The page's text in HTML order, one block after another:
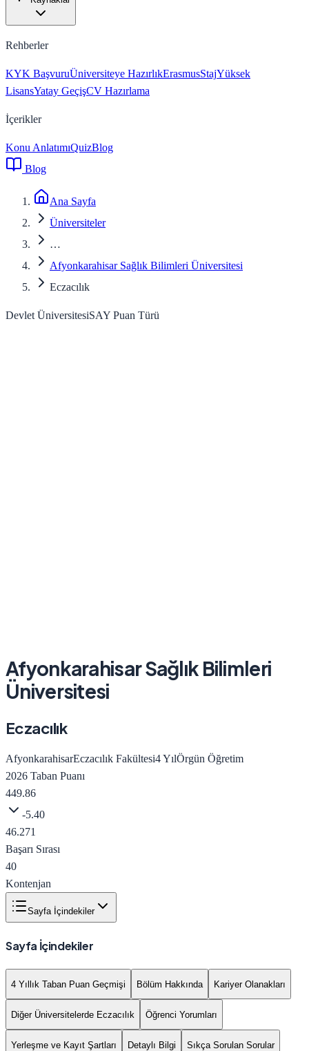
Rehberler
KYK BaşvuruÜniversiteye HazırlıkErasmusStajYüksek
LisansYatay GeçişCV Hazırlama
İçerikler
Konu AnlatımıQuizBlog
Blog
Ana Sayfa
Üniversiteler
…
Afyonkarahisar Sağlık Bilimleri Üniversitesi
Eczacılık
Devlet ÜniversitesiSAY Puan Türü
Afyonkarahisar Sağlık Bilimleri
Üniversitesi
Eczacılık
AfyonkarahisarEczacılık Fakültesi4YılÖrgün Öğretim
2026 Taban Puanı
449.86
-5.40
46.271
Başarı Sırası
40
Kontenjan
Sayfa İçindekiler
Sayfa İçindekiler
4 Yıllık Taban Puan Geçmişi Bölüm Hakkında Kariyer Olanakları
Diğer Üniversitelerde Eczacılık Öğrenci Yorumları
Yerleşme ve Kayıt Şartları Detaylı Bilgi Sıkça Sorulan Sorular